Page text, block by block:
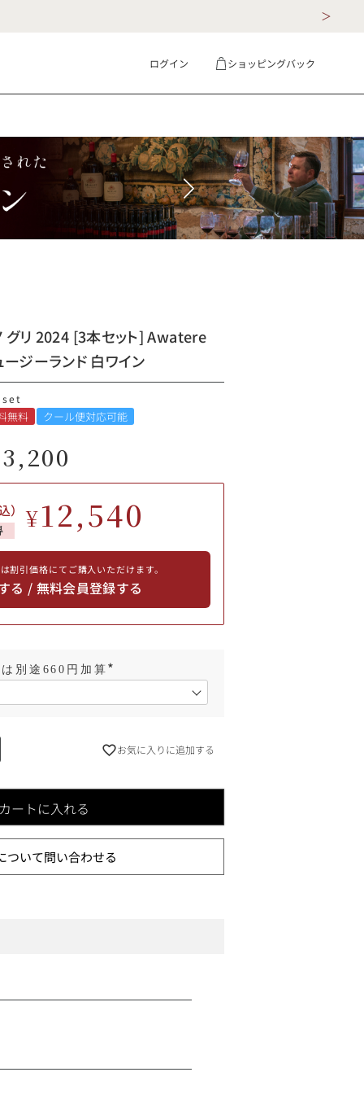
ログイン ショッピングバック
フト
グリ 2024 [3本セット] Awatere
ジーランド 白ワイン
無料 クール便対応可能
） ¥12,540
割引価格にてご購入いただけます。
る / 無料会員登録する
別途660円加算
(
須
お気に入りに追加する
ートに入れる
ついて問い合わせる